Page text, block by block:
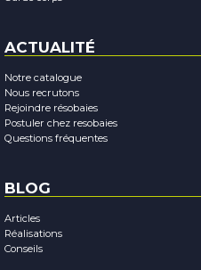
ACTUALITÉ
Notre catalogue
Nous recrutons
Rejoindre résobaies
Postuler chez resobaies
Questions fréquentes
BLOG
Articles
Réalisations
Conseils